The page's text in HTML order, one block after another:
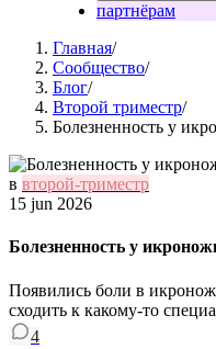
партнёрам
Главная/
Сообщество/
Блог/
Второй триместр/
Болезненность у
в второй-триместр
15 jun 2026
Болезненность у
Появились боли в
сходить к какому-то
4